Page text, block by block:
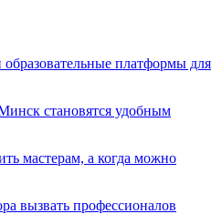
платформы для
становятся удобным
мастерам, а когда можно
вызвать профессионалов